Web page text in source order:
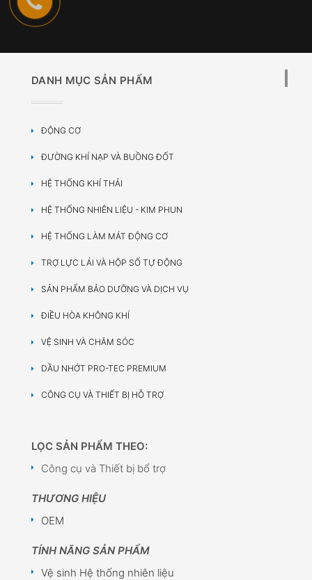
DANH MỤC SẢN PHẨM
ĐỘNG CƠ
ĐƯỜNG KHÍ NẠP VÀ BUỒNG ĐỐT
HỆ THỐNG KHÍ THẢI
HỆ THỐNG NHIÊN LIỆU - KIM PHUN
HỆ THỐNG LÀM MÁT ĐỘNG CƠ
TRỢ LỰC LÁI VÀ HỘP SỐ TỰ ĐỘNG
SẢN PHẨM BẢO DƯỠNG VÀ DỊCH VỤ
ĐIỀU HÒA KHÔNG KHÍ
VỆ SINH VÀ CHĂM SÓC
DẦU NHỚT PRO-TEC PREMIUM
CÔNG CỤ VÀ THIẾT BỊ HỖ TRỢ
LỌC SẢN PHẨM THEO:
Công cụ và Thiết bị bổ trợ
THƯƠNG HIỆU
OEM
TÍNH NĂNG SẢN PHẨM
Vệ sinh Hệ thống nhiên liệu